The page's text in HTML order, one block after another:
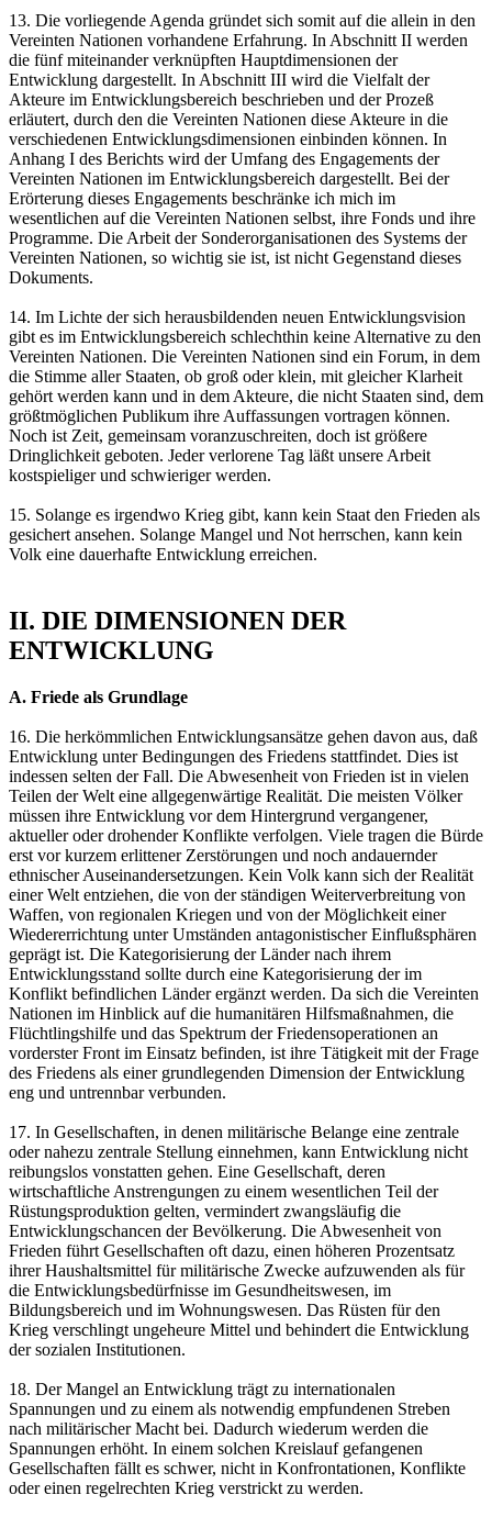
13. Die vorliegende Agenda gründet sich somit auf die allein in den
Vereinten Nationen vorhandene Erfahrung. In Abschnitt II werden
die fünf miteinander verknüpften Hauptdimensionen der
Entwicklung dargestellt. In Abschnitt III wird die Vielfalt der
Akteure im Entwicklungsbereich beschrieben und der Prozeß
erläutert, durch den die Vereinten Nationen diese Akteure in die
verschiedenen Entwicklungsdimensionen einbinden können. In
Anhang I des Berichts wird der Umfang des Engagements der
Vereinten Nationen im Entwicklungsbereich dargestellt. Bei der
Erörterung dieses Engagements beschränke ich mich im
wesentlichen auf die Vereinten Nationen selbst, ihre Fonds und ihre
Programme. Die Arbeit der Sonderorganisationen des Systems der
Vereinten Nationen, so wichtig sie ist, ist nicht Gegenstand dieses
Dokuments.
14. Im Lichte der sich herausbildenden neuen Entwicklungsvision
gibt es im Entwicklungsbereich schlechthin keine Alternative zu den
Vereinten Nationen. Die Vereinten Nationen sind ein Forum, in dem
die Stimme aller Staaten, ob groß oder klein, mit gleicher Klarheit
gehört werden kann und in dem Akteure, die nicht Staaten sind, dem
größtmöglichen Publikum ihre Auffassungen vortragen können.
Noch ist Zeit, gemeinsam voranzuschreiten, doch ist größere
Dringlichkeit geboten. Jeder verlorene Tag läßt unsere Arbeit
kostspieliger und schwieriger werden.
15. Solange es irgendwo Krieg gibt, kann kein Staat den Frieden als
gesichert ansehen. Solange Mangel und Not herrschen, kann kein
Volk eine dauerhafte Entwicklung erreichen.
II. DIE DIMENSIONEN DER
ENTWICKLUNG
A. Friede als Grundlage
16. Die herkömmlichen Entwicklungsansätze gehen davon aus, daß
Entwicklung unter Bedingungen des Friedens stattfindet. Dies ist
indessen selten der Fall. Die Abwesenheit von Frieden ist in vielen
Teilen der Welt eine allgegenwärtige Realität. Die meisten Völker
müssen ihre Entwicklung vor dem Hintergrund vergangener,
aktueller oder drohender Konflikte verfolgen. Viele tragen die Bürde
erst vor kurzem erlittener Zerstörungen und noch andauernder
ethnischer Auseinandersetzungen. Kein Volk kann sich der Realität
einer Welt entziehen, die von der ständigen Weiterverbreitung von
Waffen, von regionalen Kriegen und von der Möglichkeit einer
Wiedererrichtung unter Umständen antagonistischer Einflußsphären
geprägt ist. Die Kategorisierung der Länder nach ihrem
Entwicklungsstand sollte durch eine Kategorisierung der im
Konflikt befindlichen Länder ergänzt werden. Da sich die Vereinten
Nationen im Hinblick auf die humanitären Hilfsmaßnahmen, die
Flüchtlingshilfe und das Spektrum der Friedensoperationen an
vorderster Front im Einsatz befinden, ist ihre Tätigkeit mit der Frage
des Friedens als einer grundlegenden Dimension der Entwicklung
eng und untrennbar verbunden.
17. In Gesellschaften, in denen militärische Belange eine zentrale
oder nahezu zentrale Stellung einnehmen, kann Entwicklung nicht
reibungslos vonstatten gehen. Eine Gesellschaft, deren
wirtschaftliche Anstrengungen zu einem wesentlichen Teil der
Rüstungsproduktion gelten, vermindert zwangsläufig die
Entwicklungschancen der Bevölkerung. Die Abwesenheit von
Frieden führt Gesellschaften oft dazu, einen höheren Prozentsatz
ihrer Haushaltsmittel für militärische Zwecke aufzuwenden als für
die Entwicklungsbedürfnisse im Gesundheitswesen, im
Bildungsbereich und im Wohnungswesen. Das Rüsten für den
Krieg verschlingt ungeheure Mittel und behindert die Entwicklung
der sozialen Institutionen.
18. Der Mangel an Entwicklung trägt zu internationalen
Spannungen und zu einem als notwendig empfundenen Streben
nach militärischer Macht bei. Dadurch wiederum werden die
Spannungen erhöht. In einem solchen Kreislauf gefangenen
Gesellschaften fällt es schwer, nicht in Konfrontationen, Konflikte
oder einen regelrechten Krieg verstrickt zu werden.